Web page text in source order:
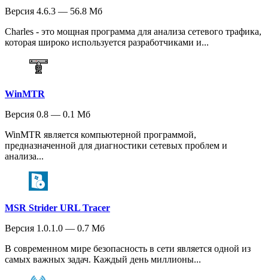
Версия 4.6.3 — 56.8 Мб
Charles - это мощная программа для анализа сетевого трафика,
которая широко используется разработчиками и...
WinMTR
Версия 0.8 — 0.1 Мб
WinMTR является компьютерной программой,
предназначенной для диагностики сетевых проблем и
анализа...
MSR Strider URL Tracer
Версия 1.0.1.0 — 0.7 Мб
В современном мире безопасность в сети является одной из
самых важных задач. Каждый день миллионы...